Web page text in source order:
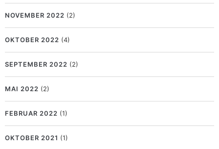
NOVEMBER 2022 (2)
OKTOBER 2022 (4)
SEPTEMBER 2022 (2)
MAI 2022 (2)
FEBRUAR 2022 (1)
OKTOBER 2021 (1)